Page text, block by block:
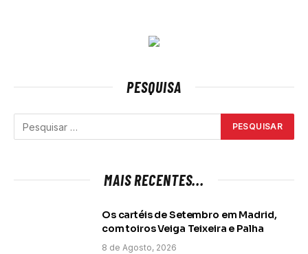
PESQUISA
MAIS RECENTES...
Os cartéis de Setembro em Madrid,
com toiros Veiga Teixeira e Palha
8 de Agosto, 2026